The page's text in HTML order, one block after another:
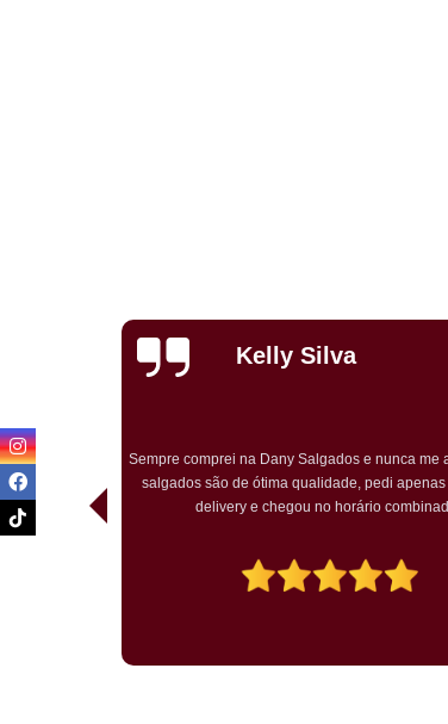
os
o
Priscila
Carvalho
Pedimos para um chá de bebê o kit festa. Tudo
bem embalado. Salgados chegaram quentes.
temático muito bem decorado. Agradou a